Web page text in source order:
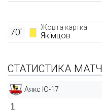
Жовта картка
Якімцов
70'
СТАТИСТИКА
Аякс Ю-17
1